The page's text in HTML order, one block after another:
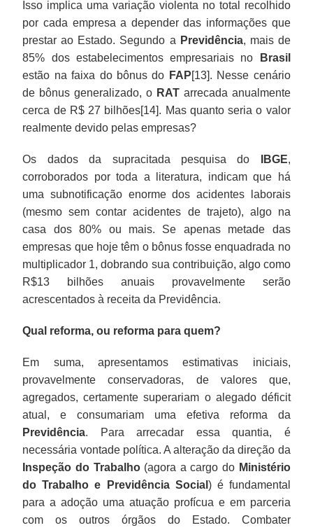
Isso implica uma variação violenta no total recolhido
por cada empresa a depender das informações que
prestar ao Estado. Segundo a Previdência, mais de
85% dos estabelecimentos empresariais no
Brasil
estão na faixa do bônus do FAP[13]. Nesse cenário
de bônus generalizado, o RATarrecada anualmente
cerca de R$ 27 bilhões[14]. Mas quanto seria o valor
realmente devido pelas empresas?
Os dados da supracitada pesquisa do IBGE,
corroborados por toda a literatura, indicam que há
uma subnotificação enorme dos acidentes laborais
(mesmo sem contar acidentes de trajeto), algo na
casa dos 80% ou mais. Se apenas metade das
empresas que hoje têm o bônus fosse enquadrada no
multiplicador 1, dobrando sua contribuição, algo como
R$13 bilhões anuais provavelmente serão
acrescentados à receita da Previdência.
Qual reforma, ou reforma para quem?
Em suma, apresentamos estimativas iniciais,
provavelmente conservadoras, de valores que,
agregados, certamente superariam o alegado déficit
atual, e consumariam uma efetiva reforma da
Previdência. Para arrecadar essa quantia, é
necessária vontade política. A alteração da direção da
Inspeção do Trabalho(agora a cargo do Ministério
do Trabalho e Previdência Social ) é fundamental
para a adoção uma atuação profícua e em parceria
com os outros órgãos do Estado. Combater